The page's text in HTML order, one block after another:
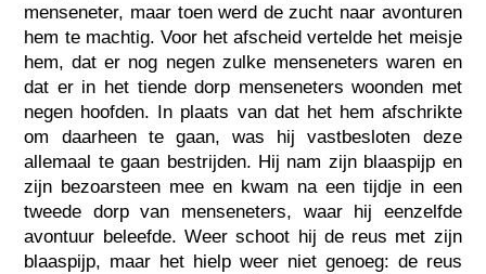
menseneter, maar toen werd de zucht naar avonturen
hem te machtig. Voor het afscheid vertelde het meisje
hem, dat er nog negen zulke menseneters waren en
dat er in het tiende dorp menseneters woonden met
negen hoofden. In plaats van dat het hem afschrikte
om daarheen te gaan, was hij vastbesloten deze
allemaal te gaan bestrijden. Hij nam zijn blaaspijp en
zijn bezoarsteen mee en kwam na een tijdje in een
tweede dorp van menseneters, waar hij eenzelfde
avontuur beleefde. Weer schoot hij de reus met zijn
blaaspijp, maar het hielp weer niet genoeg: de reus